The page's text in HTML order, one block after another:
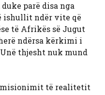
duke parë disa nga
ishullit ndër vite që
të Afrikës së Jugut
herë ndërsa kërkimi i
thjesht nuk mund
të realitetit